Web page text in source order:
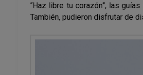
“Haz libre tu corazón”, las
También, pudieron disfrutar de